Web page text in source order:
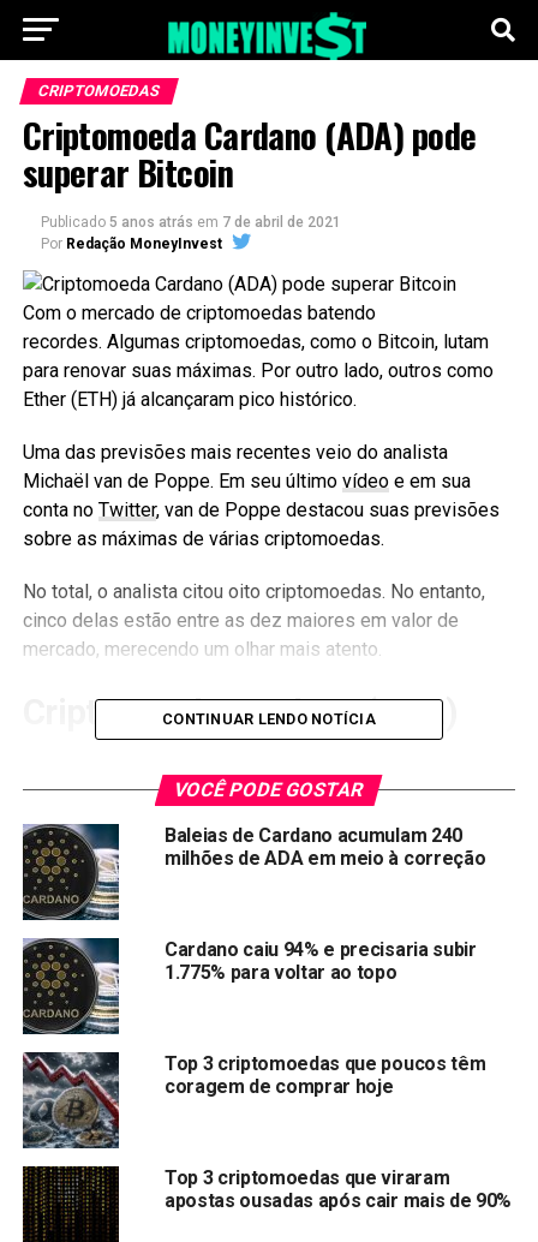
CRIPTOMOEDAS
Criptomoeda Cardano (ADA) pode
superar Bitcoin
Publicado 5 anos atrás em 7 de abril de 2021
Por Redação MoneyInvest
Com o mercado de criptomoedas batendo
recordes. Algumas criptomoedas, como o Bitcoin, lutam
para renovar suas máximas. Por outro lado, outros como
Ether (ETH) já alcançaram pico histórico.
Uma das previsões mais recentes veio do analista
Michaël van de Poppe. Em seu último vídeoe em sua
conta no Twitter, van de Poppe destacou suas previsões
sobre as máximas de várias criptomoedas.
No total, o analista citou oito criptomoedas. No entanto,
cinco delas estão entre as dez maiores em valor de
mercado, merecendo um olhar mais atento.
riptomoeda Cardano (ADA)
(ADA). Para ele, a criptomoeda pode atingir marca de
1.600% de valorização ainda em 2021.
Para ele,ADA pode chegar a um valor entre US$ 10 e
US$ 20 no máximo
de US$ 5.859.021.656.
Compartilhar:
Copy
Link
WhatsApp
Twitter
Facebook
Reddit
Email
TÓPICOS RELACIONADOS:
PRÓXIMA:
Chiliz, empresa de Blockchain para esportes, vai
investir US$ 50 milhões na expansão nos EUA
CONTINUAR LENDO NOTÍCIA
VOCÊ PODE GOSTAR
Baleias de Cardano acumulam 240
milhões de ADA em meio à correção
Cardano caiu 94% e precisaria subir
1.775% para voltar ao topo
Top 3 criptomoedas que poucos têm
coragem de comprar hoje
Top 3 criptomoedas que viraram
apostas ousadas após cair mais de 90%